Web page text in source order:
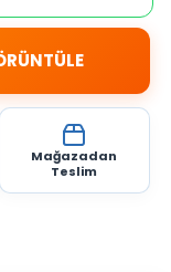
Mağazadan
Teslim